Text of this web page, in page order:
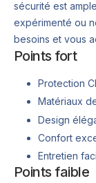
sécurité est
expérimenté ou
besoins et vous
Points fort
Protection
Matériaux
Design
Confort
Entretien
Points faible